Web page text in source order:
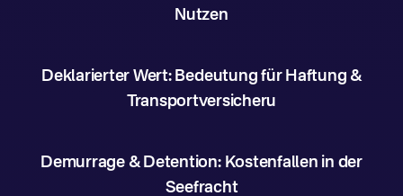
Nutzen
Deklarierter Wert: Bedeutung für Haftung &
Transportversicheru
Demurrage & Detention: Kostenfallen in der
Seefracht